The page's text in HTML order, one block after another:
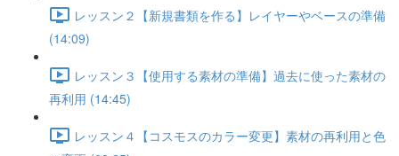
レッスン２【新規書類を作る】レイヤーやベースの準備
(14:09)
レッスン３【使用する素材の準備】過去に使った素材の
再利用 (14:45)
レッスン４【コスモスのカラー変更】素材の再利用と色